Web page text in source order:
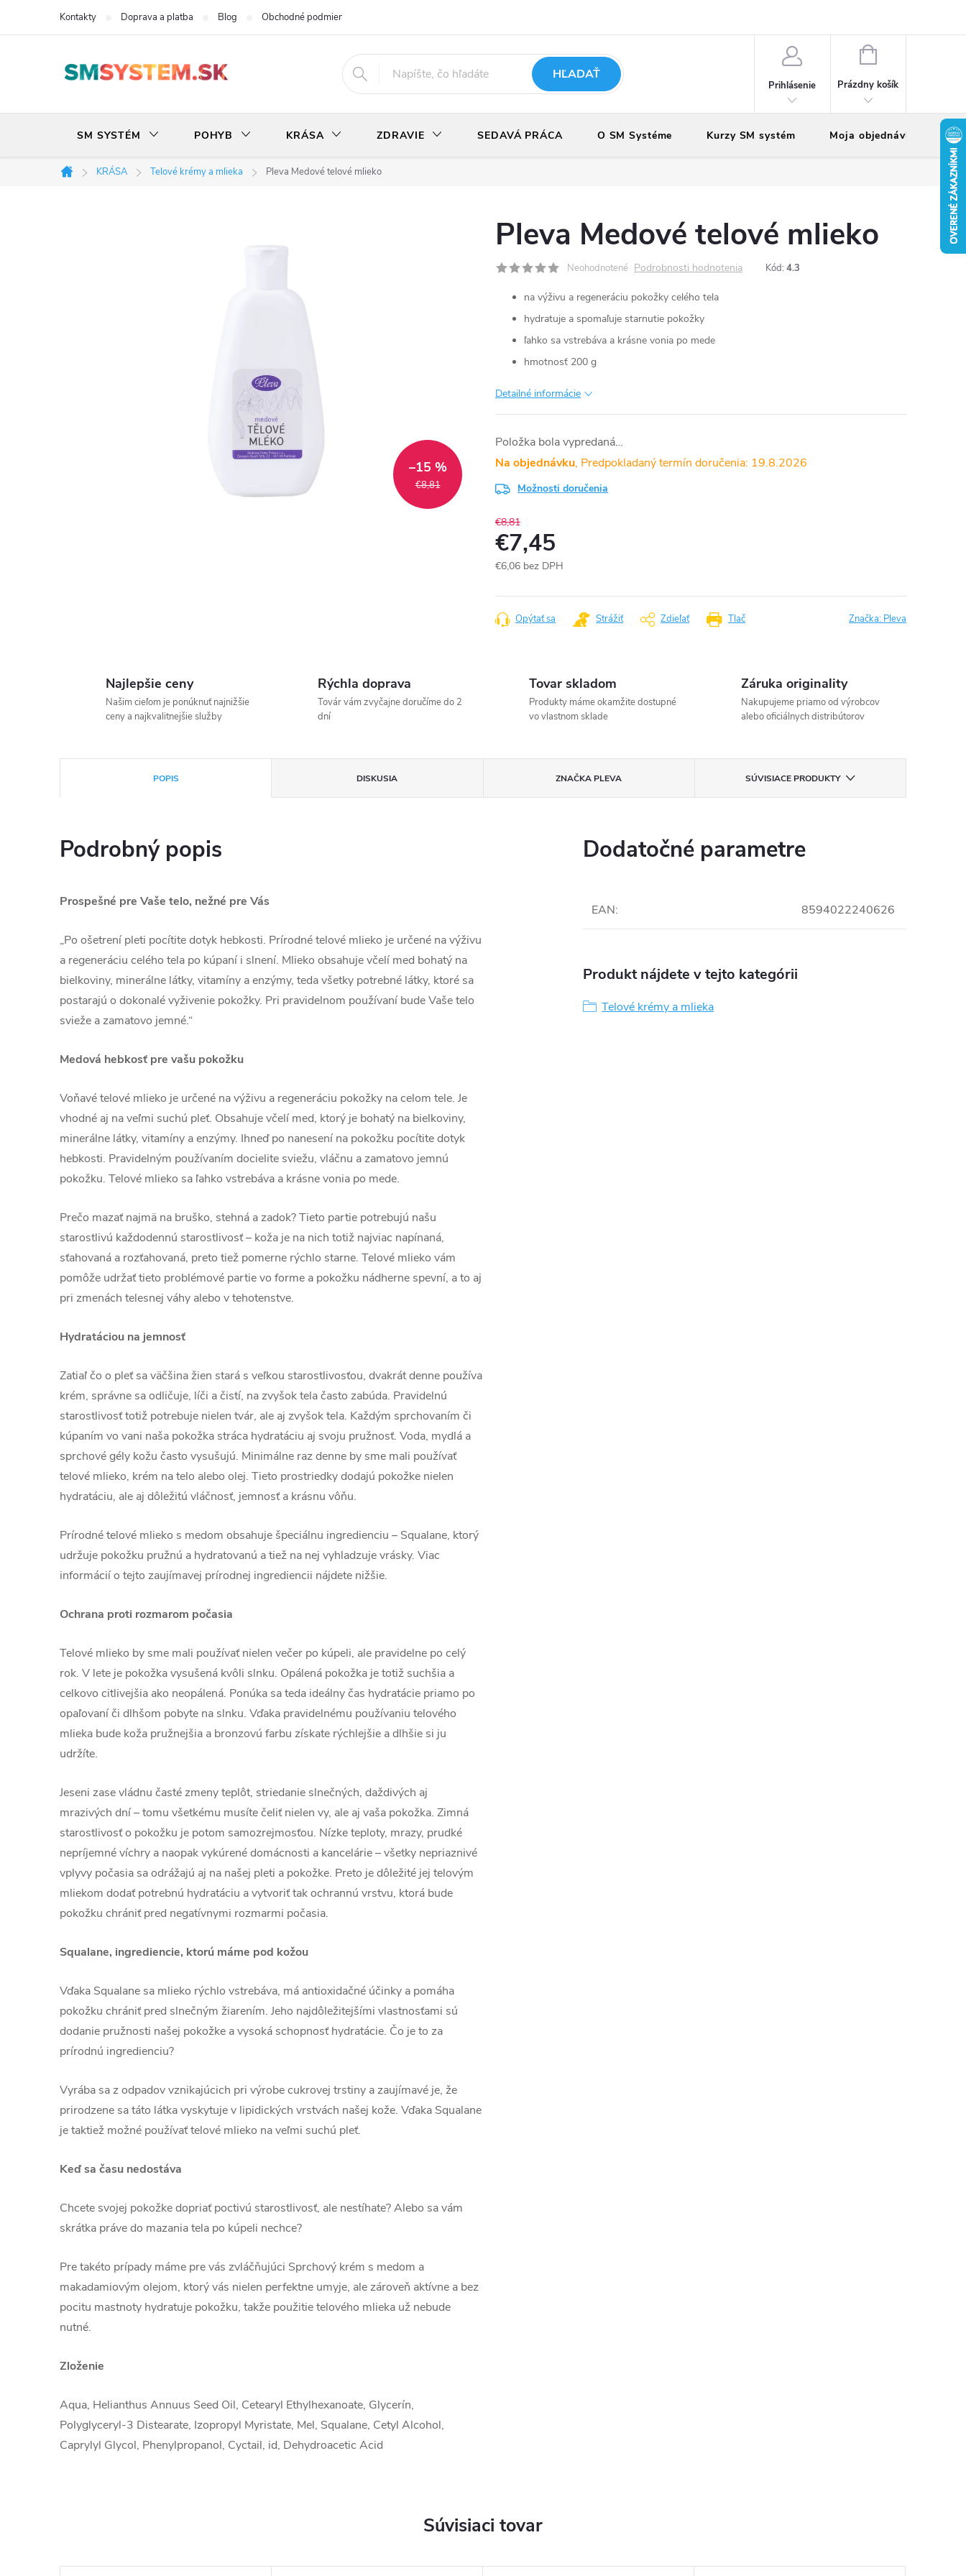
Kontakty Doprava a platba Blog Obchodné podmienky
HĽADAŤ
Prihlásenie
NÁKUPNÝ
Prázdny košík
SM SYSTÉM POHYB KRÁSA ZDRAVIE SEDAVÁ PRÁCA O SM Systéme Kurzy SM systém Moja objednávka
Domov
KRÁSA Telové krémy a mlieka Pleva Medové telové mlieko
€8,81
–15 %
Pleva Medové telové mlieko
Neohodnotené Podrobnosti hodnotenia Kód: 4.3
na výživu a regeneráciu pokožky celého tela
hydratuje a spomaľuje starnutie pokožky
ľahko sa vstrebáva a krásne vonia po mede
hmotnosť 200 g
Detailné informácie
Položka bola vypredaná…
Na objednávku
19.8.2026
Možnosti doručenia
€8,81
€7,45
€6,06 bez DPH
cena:
Tlač
Opýtať sa Strážiť Zdieľať Značka: Pleva
Najlepšie ceny
Našim cieľom je ponúknuť najnižšie
ceny a najkvalitnejšie služby
Rýchla doprava
Továr vám zvyčajne doručíme do 2
dní
Tovar skladom
Produkty máme okamžite dostupné
vo vlastnom sklade
Záruka originality
Nakupujeme priamo od výrobcov
alebo oficiálnych distribútorov
POPIS DISKUSIA ZNAČKA PLEVA SÚVISIACE PRODUKTY
Podrobný popis
Prospešné pre Vaše telo, nežné pre Vás
„Po ošetrení pleti pocítite dotyk hebkosti. Prírodné telové mlieko je určené na výživu
a regeneráciu celého tela po kúpaní i slnení. Mlieko obsahuje včelí med bohatý na
bielkoviny, minerálne látky, vitamíny a enzýmy, teda všetky potrebné látky, ktoré sa
postarajú o dokonalé vyživenie pokožky. Pri pravidelnom používaní bude Vaše telo
svieže a zamatovo jemné.“
Medová hebkosť pre vašu pokožku
Voňavé telové mlieko je určené na výživu a regeneráciu pokožky na celom tele. Je
vhodné aj na veľmi suchú pleť. Obsahuje včelí med, ktorý je bohatý na bielkoviny,
minerálne látky, vitamíny a enzýmy. Ihneď po nanesení na pokožku pocítite dotyk
hebkosti. Pravidelným používaním docielite sviežu, vláčnu a zamatovo jemnú
pokožku. Telové mlieko sa ľahko vstrebáva a krásne vonia po mede.
Prečo mazať najmä na bruško, stehná a zadok? Tieto partie potrebujú našu
starostlivú každodennú starostlivosť – koža je na nich totiž najviac napínaná,
sťahovaná a rozťahovaná, preto tiež pomerne rýchlo starne. Telové mlieko vám
pomôže udržať tieto problémové partie vo forme a pokožku nádherne spevní, a to aj
pri zmenách telesnej váhy alebo v tehotenstve.
Hydratáciou na jemnosť
Zatiaľ čo o pleť sa väčšina žien stará s veľkou starostlivosťou, dvakrát denne používa
krém, správne sa odličuje, líči a čistí, na zvyšok tela často zabúda. Pravidelnú
starostlivosť totiž potrebuje nielen tvár, ale aj zvyšok tela. Každým sprchovaním či
kúpaním vo vani naša pokožka stráca hydratáciu aj svoju pružnosť. Voda, mydlá a
sprchové gély kožu často vysušujú. Minimálne raz denne by sme mali používať
telové mlieko, krém na telo alebo olej. Tieto prostriedky dodajú pokožke nielen
hydratáciu, ale aj dôležitú vláčnosť, jemnosť a krásnu vôňu.
Prírodné telové mlieko s medom obsahuje špeciálnu ingredienciu – Squalane, ktorý
udržuje pokožku pružnú a hydratovanú a tiež na nej vyhladzuje vrásky. Viac
informácií o tejto zaujímavej prírodnej ingrediencii nájdete nižšie.
Ochrana proti rozmarom počasia
Telové mlieko by sme mali používať nielen večer po kúpeli, ale pravidelne po celý
rok. V lete je pokožka vysušená kvôli slnku. Opálená pokožka je totiž suchšia a
celkovo citlivejšia ako neopálená. Ponúka sa teda ideálny čas hydratácie priamo po
opaľovaní či dlhšom pobyte na slnku. Vďaka pravidelnému používaniu telového
mlieka bude koža pružnejšia a bronzovú farbu získate rýchlejšie a dlhšie si ju
udržíte.
Jeseni zase vládnu časté zmeny teplôt, striedanie slnečných, daždivých aj
mrazivých dní – tomu všetkému musíte čeliť nielen vy, ale aj vaša pokožka. Zimná
starostlivosť o pokožku je potom samozrejmosťou. Nízke teploty, mrazy, prudké
nepríjemné víchry a naopak vykúrené domácnosti a kancelárie – všetky nepriaznivé
vplyvy počasia sa odrážajú aj na našej pleti a pokožke. Preto je dôležité jej telovým
mliekom dodať potrebnú hydratáciu a vytvoriť tak ochrannú vrstvu, ktorá bude
pokožku chrániť pred negatívnymi rozmarmi počasia.
Squalane, ingrediencie, ktorú máme pod kožou
Vďaka Squalane sa mlieko rýchlo vstrebáva, má antioxidačné účinky a pomáha
pokožku chrániť pred slnečným žiarením. Jeho najdôležitejšími vlastnosťami sú
dodanie pružnosti našej pokožke a vysoká schopnosť hydratácie. Čo je to za
prírodnú ingredienciu?
Vyrába sa z odpadov vznikajúcich pri výrobe cukrovej trstiny a zaujímavé je, že
prirodzene sa táto látka vyskytuje v lipidických vrstvách našej kože. Vďaka Squalane
je taktiež možné používať telové mlieko na veľmi suchú pleť.
Keď sa času nedostáva
Chcete svojej pokožke dopriať poctivú starostlivosť, ale nestíhate? Alebo sa vám
skrátka práve do mazania tela po kúpeli nechce?
Pre takéto prípady máme pre vás zvláčňujúci Sprchový krém s medom a
makadamiovým olejom, ktorý vás nielen perfektne umyje, ale zároveň aktívne a bez
pocitu mastnoty hydratuje pokožku, takže použitie telového mlieka už nebude
nutné.
Zloženie
Aqua, Helianthus Annuus Seed Oil, Cetearyl Ethylhexanoate, Glycerín,
Polyglyceryl-3 Distearate, Izopropyl Myristate, Mel, Squalane, Cetyl Alcohol,
Caprylyl Glycol, Phenylpropanol, Cyctail, id, Dehydroacetic Acid
Dodatočné parametre
EAN: 8594022240626
Produkt nájdete v tejto kategórii
Telové krémy a mlieka
Súvisiaci tovar